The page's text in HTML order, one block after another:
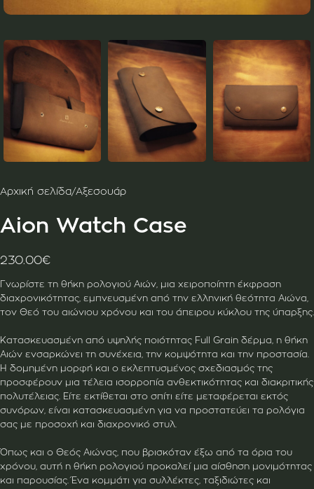
Αρχική σελίδα/Αξεσουάρ
Aion Watch Case
230.00€
Γνωρίστε τη θήκη ρολογιού Αιών, μια χειροποίητη έκφραση
διαχρονικότητας, εμπνευσμένη από την ελληνική θεότητα Αιώνα,
τον Θεό του αιώνιου χρόνου και του άπειρου κύκλου της ύπαρξης.
Κατασκευασμένη από υψηλής ποιότητας Full Grain δέρμα, η θήκη
Αιών ενσαρκώνει τη συνέχεια, την κομψότητα και την προστασία.
Η δομημένη μορφή και ο εκλεπτυσμένος σχεδιασμός της
προσφέρουν μια τέλεια ισορροπία ανθεκτικότητας και διακριτικής
πολυτέλειας. Είτε εκτίθεται στο σπίτι είτε μεταφέρεται εκτός
συνόρων, είναι κατασκευασμένη για να προστατεύει τα ρολόγια
σας με προσοχή και διαχρονικό στυλ.
Όπως και ο Θεός Αιώνας, που βρισκόταν έξω από τα όρια του
χρόνου, αυτή η θήκη ρολογιού προκαλεί μια αίσθηση μονιμότητας
και παρουσίας. Ένα κομμάτι για συλλέκτες, ταξιδιώτες και